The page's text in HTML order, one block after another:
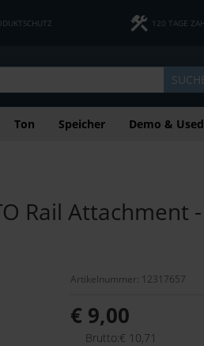
120 TAGE
Ton Speicher Demo & Used
Rail Attachment
Artikelnummer: 12317657
€ 9,00
Brutto:€ 10,71